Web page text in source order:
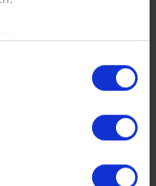
upp till flera meter
uppgifter
när som